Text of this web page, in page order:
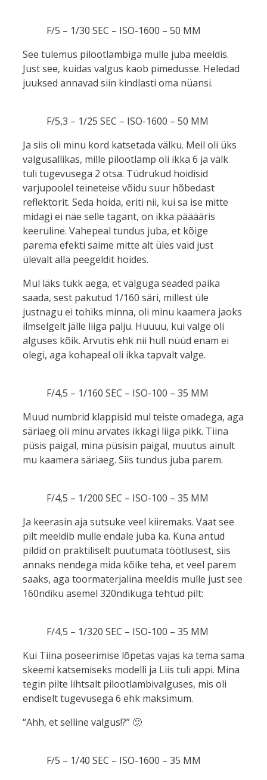
F/5 – 1/30 SEC – ISO-1600 – 50 MM
See tulemus pilootlambiga mulle juba meeldis.
Just see, kuidas valgus kaob pimedusse. Heledad
juuksed annavad siin kindlasti oma nüansi.
F/5,3 – 1/25 SEC – ISO-1600 – 50 MM
Ja siis oli minu kord katsetada välku. Meil oli üks
valgusallikas, mille pilootlamp oli ikka 6 ja välk
tuli tugevusega 2 otsa. Tüdrukud hoidisid
varjupoolel teineteise võidu suur hõbedast
reflektorit. Seda hoida, eriti nii, kui sa ise mitte
midagi ei näe selle tagant, on ikka pääääris
keeruline. Vahepeal tundus juba, et kõige
parema efekti saime mitte alt üles vaid just
ülevalt alla peegeldit hoides.
Mul läks tükk aega, et välguga seaded paika
saada, sest pakutud 1/160 säri, millest üle
justnagu ei tohiks minna, oli minu kaamera jaoks
ilmselgelt jälle liiga palju. Huuuu, kui valge oli
alguses kõik. Arvutis ehk nii hull nüüd enam ei
olegi, aga kohapeal oli ikka tapvalt valge.
F/4,5 – 1/160 SEC – ISO-100 – 35 MM
Muud numbrid klappisid mul teiste omadega, aga
säriaeg oli minu arvates ikkagi liiga pikk. Tiina
püsis paigal, mina püsisin paigal, muutus ainult
mu kaamera säriaeg. Siis tundus juba parem.
F/4,5 – 1/200 SEC – ISO-100 – 35 MM
Ja keerasin aja sutsuke veel kiiremaks. Vaat see
pilt meeldib mulle endale juba ka. Kuna antud
pildid on praktiliselt puutumata töötlusest, siis
annaks nendega mida kõike teha, et veel parem
saaks, aga toormaterjalina meeldis mulle just see
160ndiku asemel 320ndikuga tehtud pilt:
F/4,5 – 1/320 SEC – ISO-100 – 35 MM
Kui Tiina poseerimise lõpetas vajas ka tema sama
skeemi katsemiseks modelli ja Liis tuli appi. Mina
tegin pilte lihtsalt pilootlambivalguses, mis oli
endiselt tugevusega 6 ehk maksimum.
“Ahh, et selline valgus!?” 🙂
F/5 – 1/40 SEC – ISO-1600 – 35 MM